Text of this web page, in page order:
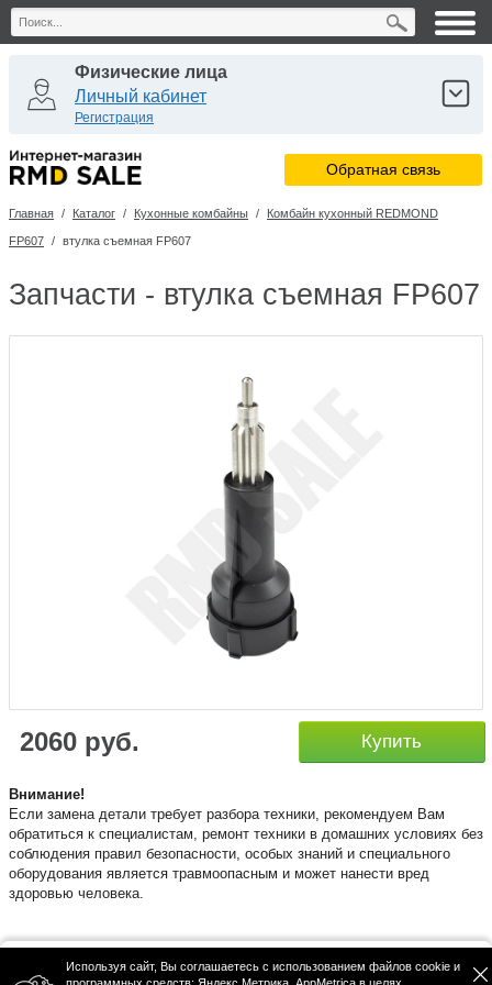
Физические лица
Личный кабинет
Регистрация
Юридические лица
Личный кабинет
Обратная связь
Главная / Каталог / Кухонные комбайны / Комбайн кухонный REDMOND
FP607 / втулка съемная FP607
Запчасти - втулка съемная FP607
2060 руб. Купить
​Внимание!
Если замена детали требует разбора техники, рекомендуем Вам
обратиться к специалистам, ремонт техники в домашних условиях без
соблюдения правил безопасности, особых знаний и специального
оборудования является травмоопасным и может нанести вред
здоровью человека.
Используя сайт, Вы соглашаетесь с использованием файлов cookie и